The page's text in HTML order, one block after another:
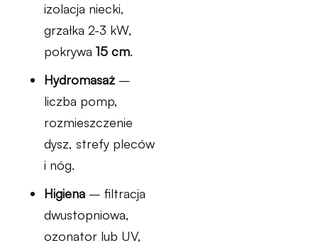
izolacja niecki,
grzałka 2-3 kW,
pokrywa 15 cm.
Hydromasaż –
liczba pomp,
rozmieszczenie
dysz, strefy pleców
i nóg.
Higiena – filtracja
dwustopniowa,
ozonator lub UV,